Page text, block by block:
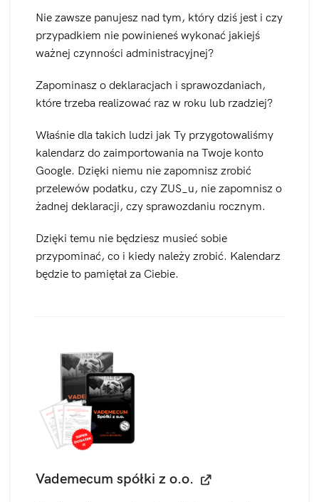
Nie zawsze panujesz nad tym, który dziś jest i czy
przypadkiem nie powinieneś wykonać jakiejś
ważnej czynności administracyjnej?
Zapominasz o deklaracjach i sprawozdaniach,
które trzeba realizować raz w roku lub rzadziej?
Właśnie dla takich ludzi jak Ty przygotowaliśmy
kalendarz do zaimportowania na Twoje konto
Google. Dzięki niemu nie zapomnisz zrobić
przelewów podatku, czy ZUS_u, nie zapomnisz o
żadnej deklaracji, czy sprawozdaniu rocznym.
Dzięki temu nie będziesz musieć sobie
przypominać, co i kiedy należy zrobić. Kalendarz
będzie to pamiętał za Ciebie.
Vademecum spółki z o.o.